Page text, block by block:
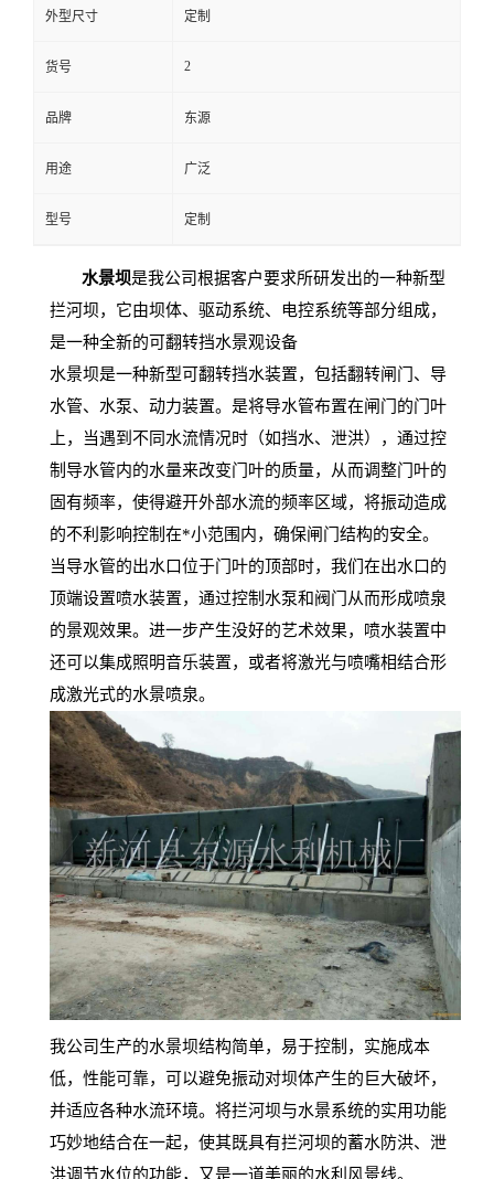
外型尺寸 定制
货号 2
品牌 东源
用途 广泛
型号 定制
水景坝是我公司根据客户要求所研发出的一种新型
拦河坝，它由坝体、驱动系统、电控系统等部分组成，
是一种全新的可翻转挡水景观设备
水景坝是一种新型可翻转挡水装置，包括翻转闸门、导
水管、水泵、动力装置。是将导水管布置在闸门的门叶
上，当遇到不同水流情况时（如挡水、泄洪），通过控
制导水管内的水量来改变门叶的质量，从而调整门叶的
固有频率，使得避开外部水流的频率区域，将振动造成
的不利影响控制在*小范围内，确保闸门结构的安全。
当导水管的出水口位于门叶的顶部时，我们在出水口的
顶端设置喷水装置，通过控制水泵和阀门从而形成喷泉
的景观效果。进一步产生没好的艺术效果，喷水装置中
还可以集成照明音乐装置，或者将激光与喷嘴相结合形
成激光式的水景喷泉。
我公司生产的水景坝结构简单，易于控制，实施成本
低，性能可靠，可以避免振动对坝体产生的巨大破坏，
并适应各种水流环境。将拦河坝与水景系统的实用功能
巧妙地结合在一起，使其既具有拦河坝的蓄水防洪、泄
洪调节水位的功能，又是一道美丽的水利风景线。